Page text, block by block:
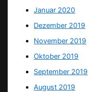
Januar 2020
Dezember 2019
November 2019
Oktober 2019
September 2019
August 2019